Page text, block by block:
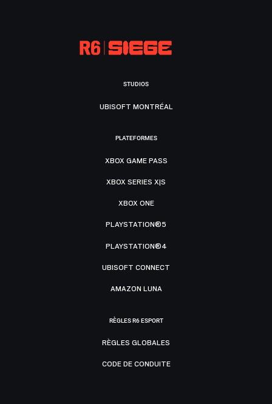
STUDIOS
UBISOFT MONTRÉAL
PLATEFORMES
XBOX GAME PASS
XBOX SERIES X|S
XBOX ONE
PLAYSTATION®5
PLAYSTATION®4
UBISOFT CONNECT
AMAZON LUNA
RÈGLES R6 ESPORT
RÈGLES GLOBALES
CODE DE CONDUITE